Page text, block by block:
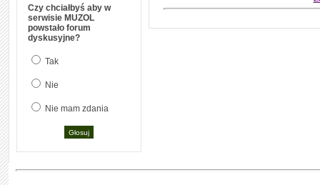
Czy chciałbyś aby w
serwisie MUZOL
powstało forum
dyskusyjne?
Tak
Nie
Nie mam zdania